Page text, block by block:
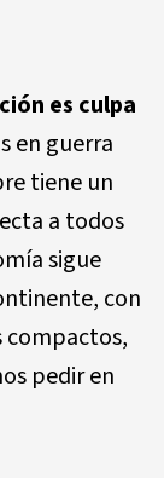
es culpa
en guerra
tiene un
a todos
sigue
con
compactos,
pedir en